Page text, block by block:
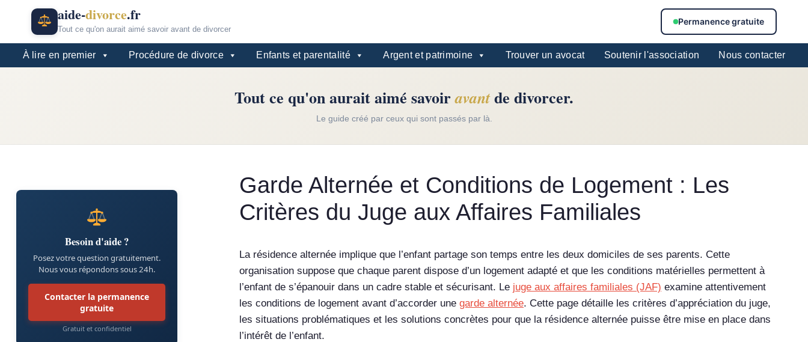
aide-divorce.fr
Tout ce qu'on aurait aimé savoir avant de divorcer
Permanence gratuite
À lire en premier Procédure de divorce Enfants et parentalité Argent et patrimoine Trouver un avocat Soutenir l'association Nous contacter
Tout ce qu'on aurait aimé savoiravantde divorcer.
Le guide créé par ceux qui sont passés par là.
Garde Alternée et Conditions de Logement : Les
Critères du Juge aux Affaires Familiales
La résidence alternée implique que l’enfant partage son temps entre les deux domiciles de ses parents. Cette
organisation suppose que chaque parent dispose d’un logement adapté et que les conditions matérielles permettent à
l’enfant de s’épanouir dans un cadre stable et sécurisant. Le juge aux affaires familiales (JAF) examine attentivement
les conditions de logement avant d’accorder une garde alternée. Cette page détaille les critères d’appréciation du juge,
les situations problématiques et les solutions concrètes pour que la résidence alternée puisse être mise en place dans
l’intérêt de l’enfant.
Besoin d'aide ?
Posez votre question gratuitement.
Nous vous répondons sous 24h.
Contacter la permanence
gratuite
Gratuit et confidentiel